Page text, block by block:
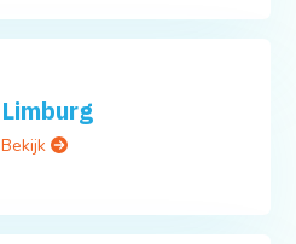
Limburg
Bekijk